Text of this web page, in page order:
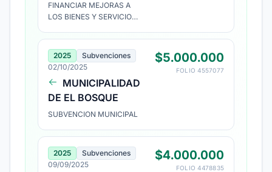
FINANCIAR MEJORAS A
LOS BIENES Y SERVICIOS
INVESTIGADORA DE
ROBOS E INTERVENCIÓN
CRIMINALÍSTICA, PARA
EL SERVICIO ENTREGADO
A LOS VECINOS DE LA
2025
Subvenciones
02/10/2025
MUNICIPALIDAD
DE EL BOSQUE
SUBVENCION MUNICIPAL
$5.000.000
FOLIO 4557077
2025
Subvenciones
09/09/2025
$4.000.000
FOLIO 4478835